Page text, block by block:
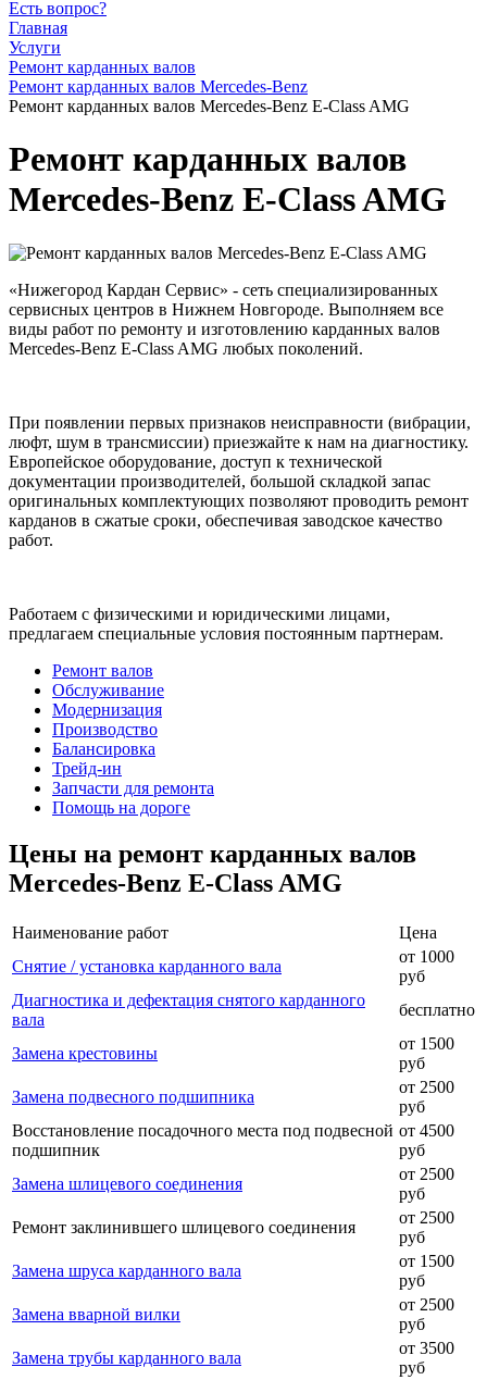
Есть вопрос?
Главная
Услуги
Ремонт карданных валов
Ремонт карданных валов Mercedes-Benz
Ремонт карданных валов Mercedes-Benz E-Class AMG
Ремонт карданных валов
Mercedes-Benz E-Class AMG
«Нижегород Кардан Сервис» - сеть специализированных
сервисных центров в Нижнем Новгороде. Выполняем все
виды работ по ремонту и изготовлению карданных валов
Mercedes-Benz E-Class AMG любых поколений.
При появлении первых признаков неисправности (вибрации,
люфт, шум в трансмиссии) приезжайте к нам на диагностику.
Европейское оборудование, доступ к технической
документации производителей, большой складкой запас
оригинальных комплектующих позволяют проводить ремонт
карданов в сжатые сроки, обеспечивая заводское качество
работ.
Работаем с физическими и юридическими лицами,
предлагаем специальные условия постоянным партнерам.
Ремонт валов
Обслуживание
Модернизация
Производство
Балансировка
Трейд-ин
Запчасти для ремонта
Помощь на дороге
Цены на ремонт карданных валов
Mercedes-Benz E-Class AMG
Наименование работ
Цена
Снятие / установка карданного вала
от 1000
руб
Диагностика и дефектация снятого карданного
вала
бесплатно
Замена крестовины
от 1500
руб
Замена подвесного подшипника
от 2500
руб
Восстановление посадочного места под подвесной
подшипник
от 4500
руб
Замена шлицевого соединения
от 2500
руб
Ремонт заклинившего шлицевого соединения
от 2500
руб
Замена шруса карданного вала
от 1500
руб
Замена вварной вилки
от 2500
руб
Замена трубы карданного вала
от 3500
руб